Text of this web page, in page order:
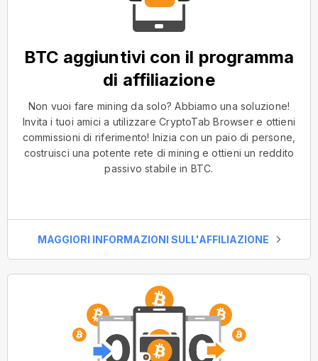
BTC aggiuntivi con il programma
di affiliazione
Non vuoi fare mining da solo? Abbiamo una soluzione!
Invita i tuoi amici a utilizzare CryptoTab Browser e ottieni
commissioni di riferimento! Inizia con un paio di persone,
costruisci una potente rete di mining e ottieni un reddito
passivo stabile in BTC.
MAGGIORI INFORMAZIONI SULL'AFFILIAZIONE